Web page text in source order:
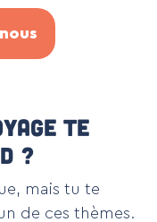
te
?
mais tu te
de ces thèmes.